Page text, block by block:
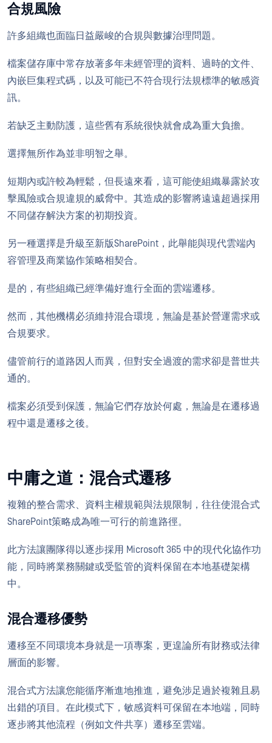
合規風險
許多組織也面臨日益嚴峻的合規與數據治理問題。
檔案儲存庫中常存放著多年未經管理的資料、過時的文件、
內嵌巨集程式碼，以及可能已不符合現行法規標準的敏感資
訊。
若缺乏主動防護，這些舊有系統很快就會成為重大負擔。
選擇無所作為並非明智之舉。
短期內或許較為輕鬆，但長遠來看，這可能使組織暴露於攻
擊風險或合規違規的威脅中。其造成的影響將遠遠超過採用
不同儲存解決方案的初期投資。
另一種選擇是升級至新版SharePoint，此舉能與現代雲端內
容管理及商業協作策略相契合。
是的，有些組織已經準備好進行全面的雲端遷移。
然而，其他機構必須維持混合環境，無論是基於營運需求或
合規要求。
儘管前行的道路因人而異，但對安全過渡的需求卻是普世共
通的。
檔案必須受到保護，無論它們存放於何處，無論是在遷移過
程中還是遷移之後。
中庸之道：混合式遷移
複雜的整合需求、資料主權規範與法規限制，往往使混合式
SharePoint策略成為唯一可行的前進路徑。
此方法讓團隊得以逐步採用 Microsoft 365 中的現代化協作功
能，同時將業務關鍵或受監管的資料保留在本地基礎架構
中。
混合遷移優勢
遷移至不同環境本身就是一項專案，更遑論所有財務或法律
層面的影響。
混合式方法讓您能循序漸進地推進，避免涉足過於複雜且易
出錯的項目。在此模式下，敏感資料可保留在本地端，同時
逐步將其他流程（例如文件共享）遷移至雲端。